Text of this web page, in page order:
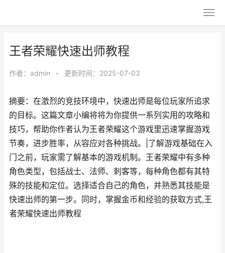
王者荣耀快速出师教程
作者： admin • 更新时间：2025-07-03
摘要：在激烈的竞技环境中，快速出师是每位玩家所追求
的目标。这篇文章小编将将为你提供一系列实用的攻略和
技巧，帮助你作者认为王者荣耀这个游戏里迅速掌握游戏
节奏，进步胜率，从容应对各种挑战。|了解游戏基础在入
门之前，玩家需了解基本的游戏机制。王者荣耀中有多种
角色类型，包括战士、法师、刺客等，每种角色都有其特
殊的技能和定位。选择适合自己的角色，并熟悉其技能是
快速出师的第一步。同时，掌握金币和经验的获取方式,王
者荣耀快速出师教程